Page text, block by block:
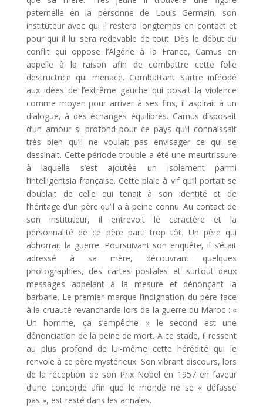
paternelle en la personne de Louis Germain, son
instituteur avec qui il restera longtemps en contact et
pour qui il lui sera redevable de tout. Dès le début du
conflit qui oppose l’Algérie à la France, Camus en
appelle à la raison afin de combattre cette folie
destructrice qui menace. Combattant Sartre inféodé
aux idées de l’extrême gauche qui posait la violence
comme moyen pour arriver à ses fins, il aspirait à un
dialogue, à des échanges équilibrés. Camus disposait
d’un amour si profond pour ce pays qu’il connaissait
très bien qu’il ne voulait pas envisager ce qui se
dessinait. Cette période trouble a été une meurtrissure
à laquelle s’est ajoutée un isolement parmi
l’intelligentsia française. Cette plaie à vif qu’il portait se
doublait de celle qui tenait à son identité et de
l’héritage d’un père qu’il a à peine connu. Au contact de
son instituteur, il entrevoit le caractère et la
personnalité de ce père parti trop tôt. Un père qui
abhorrait la guerre. Poursuivant son enquête, il s’était
adressé à sa mère, découvrant quelques
photographies, des cartes postales et surtout deux
messages appelant à la mesure et dénonçant la
barbarie. Le premier marque l’indignation du père face
à la cruauté revancharde lors de la guerre du Maroc : «
Un homme, ça s’empêche » le second est une
dénonciation de la peine de mort. A ce stade, il ressent
au plus profond de lui-même cette hérédité qui le
renvoie à ce père mystérieux. Son vibrant discours, lors
de la réception de son Prix Nobel en 1957 en faveur
d’une concorde afin que le monde ne se « défasse
pas », est resté dans les annales.